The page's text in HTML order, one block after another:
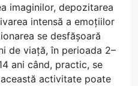
imaginilor, depozitarea
intensă a emoțiilor
se desfășoară
de viață, în perioada 2–
ani când, practic, se
activitate poate